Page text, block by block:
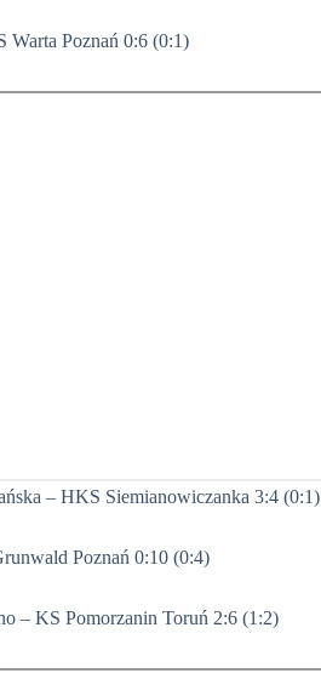
Warta Poznań 0:6 (0:1)
– HKS Siemianowiczanka 3:4 (0:1)
Poznań 0:10 (0:4)
– KS Pomorzanin Toruń 2:6 (1:2)